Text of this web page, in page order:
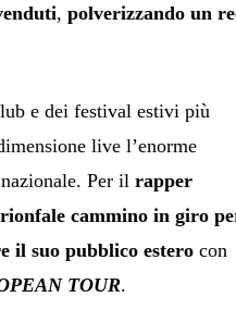
,polverizzando un
e dei festival estivi più
live l’enorme
nazionale. Per ilrapper
cammino in giro
il suo pubblico esterocon
TOUR.